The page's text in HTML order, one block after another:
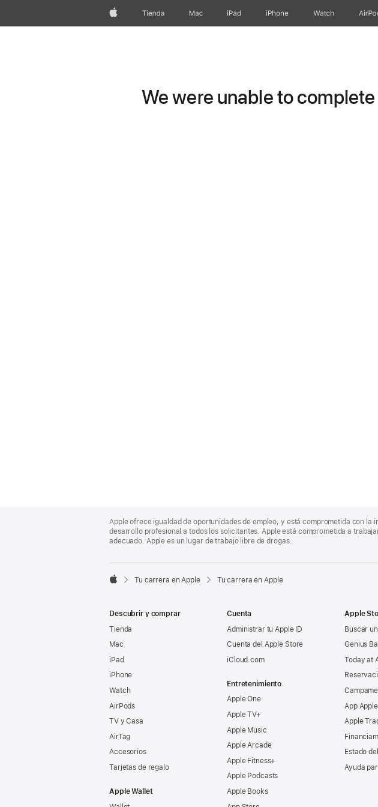
AppleTienda Mac iPad iPhone Watch
We were unable to
Footer
Apple ofrece igualdad de oportunidades de empleo, y está comprometida con
desarrollo profesional a todos los solicitantes. Apple está comprometida a
adecuado. Apple es un lugar de trabajo libre de drogas.

Tu carrera en Apple Tu carrera en Apple
Descubrir y comprar
Tienda
Mac
iPad
iPhone
Watch
AirPods
TV y Casa
AirTag
Accesorios
Tarjetas de regalo
Apple Wallet
Cuenta
Administrar tu Apple ID
Cuenta del Apple Store
iCloud.com
Entretenimiento
Apple One
Apple TV+
Apple Music
Apple Arcade
Apple Fitness+
Apple Podcasts
Apple Books
Apple
Buscar
Genius
Today at
App
Apple
Estado
Ayuda